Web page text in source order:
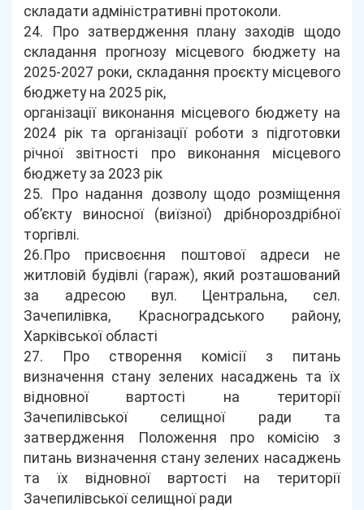
складати адміністративні протоколи.
24. Про затвердження плану заходів щодо
складання прогнозу місцевого бюджету на
2025-2027 роки, складання проєкту місцевого
бюджету на 2025 рік,
організації виконання місцевого бюджету на
2024 рік та організації роботи з підготовки
річної звітності про виконання місцевого
бюджету за 2023 рік
25. Про надання дозволу щодо розміщення
об’єкту виносної (виїзної) дрібнороздрібної
торгівлі.
26.Про присвоєння поштової адреси не
житловій будівлі (гараж), який розташований
за адресою вул. Центральна, сел.
Зачепилівка, Красноградського району,
Харківської області
27. Про створення комісії з питань
визначення стану зелених насаджень та їх
відновної вартості на території
Зачепилівської селищної ради та
затвердження Положення про комісію з
питань визначення стану зелених насаджень
та їх відновної вартості на території
Зачепилівської селищної ради